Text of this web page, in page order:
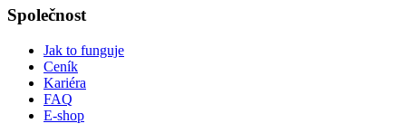
Společnost
Jak to funguje
Ceník
Kariéra
FAQ
E-shop